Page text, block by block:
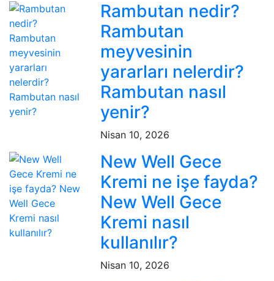
Rambutan nedir?
Rambutan
meyvesinin
yararları nelerdir?
Rambutan nasıl
yenir?
Nisan 10, 2026
New Well Gece
Kremi ne işe fayda?
New Well Gece
Kremi nasıl
kullanılır?
Nisan 10, 2026